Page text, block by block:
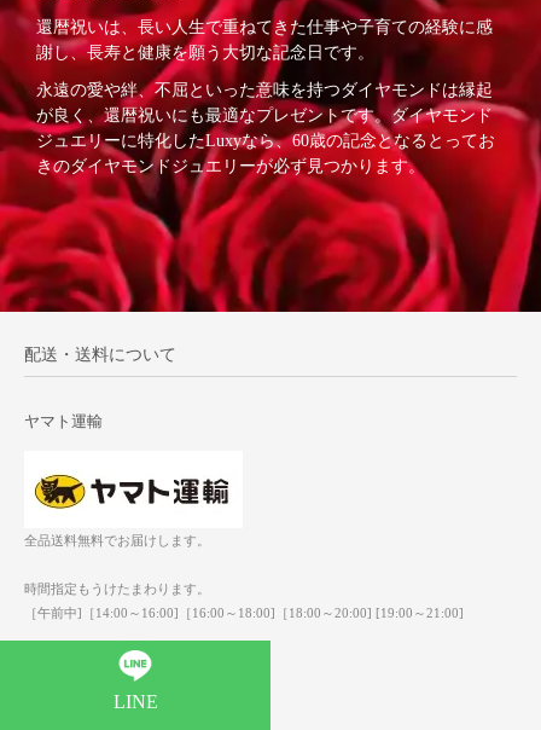
還暦祝いは、長い人生で重ねてきた仕事や子育ての経験に感
謝し、長寿と健康を願う大切な記念日です。
永遠の愛や絆、不屈といった意味を持つダイヤモンドは縁起
が良く、還暦祝いにも最適なプレゼントです。ダイヤモンド
ジュエリーに特化したLuxyなら、60歳の記念となるとってお
きのダイヤモンドジュエリーが必ず見つかります。
配送・送料について
ヤマト運輸
全品送料無料でお届けします。
時間指定もうけたまわります。
［午前中]［14:00～16:00]［16:00～18:00]［18:00～20:00] [19:00～21:00]
LINE